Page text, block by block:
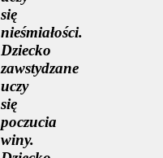
się
nieśmiałości.
Dziecko
zawstydzane
uczy
się
poczucia
winy.